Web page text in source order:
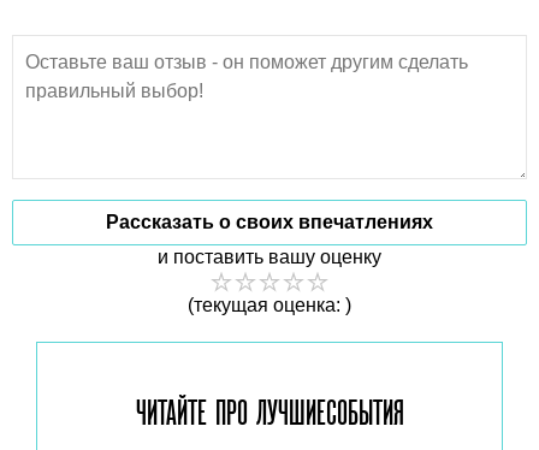
Рассказать о своих впечатлениях
и поставить вашу оценку
(текущая оценка: )
ЧИТАЙТЕ ПРО ЛУЧШИЕСОБЫТИЯ